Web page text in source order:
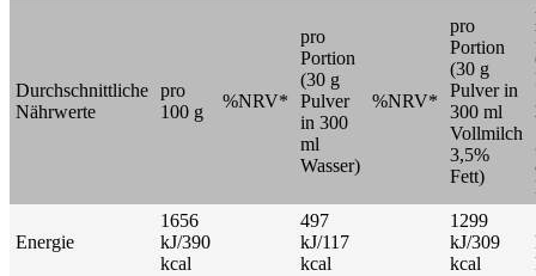
Durchschnittliche
Nährwerte
pro
100 g
%NRV*
pro
Portion
(30 g
Pulver
in 300
ml
Wasser)
%NRV*
pro
Portion
(30 g
Pulver in
300 ml
Vollmilch
3,5%
Fett)
Energie
1656
kJ/390
kcal
497
kJ/117
kcal
1299
kJ/309
kcal